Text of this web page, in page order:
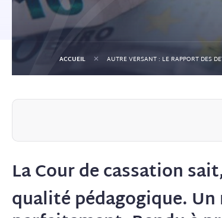
ACCUEIL + AUTRE VERSANT : LE RAPPORT DES
La Cour de cassation
qualité pédagogique. Un